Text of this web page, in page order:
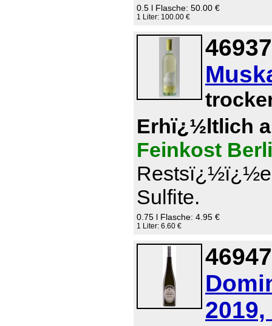
0.5 l Flasche: 50.00 €
1 Liter: 100.00 €
Erhï¿½ltlich
Feinkost
Sulfite.
0.75 l Flasche: 4.95 €
1 Liter: 6.60 €
2019,